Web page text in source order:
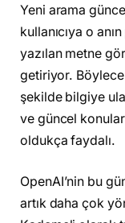
Yeni arama
kullanıcıya o
yazılan metne
getiriyor. Böylece
şekilde bilgiye
ve güncel
oldukça faydalı.
OpenAI’nin bu
artık daha çok